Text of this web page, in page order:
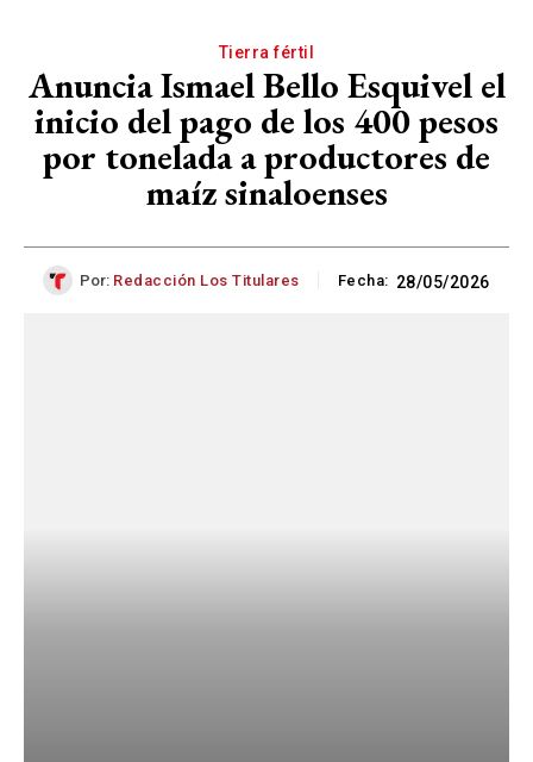
Tierra fértil
Anuncia Ismael Bello Esquivel el
inicio del pago de los 400 pesos
por tonelada a productores de
maíz sinaloenses
Por: Redacción Los Titulares Fecha: 28/05/2026